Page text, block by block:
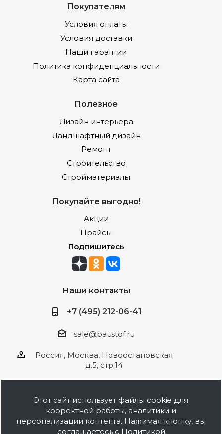
Покупателям
Условия оплаты
Условия доставки
Наши гарантии
Политика конфиденциальности
Карта сайта
Полезное
Дизайн интерьера
Ландшафтный дизайн
Ремонт
Строительство
Стройматериалы
Покупайте выгодно!
Акции
Прайсы
Подпишитесь
Наши контакты
+7 (495) 212-06-41
sale@baustof.ru
Россия, Москва, Новоостаповская
д.5, стр.14
2026 © ООО Баустов. Собственное
производство лакокрасочной продукции,
Этот сайт использует файлы cookie для
корректной работы, аналитики и
персонализации контента. Нажимая кнопку, вы
соглашаетесь с Политикой